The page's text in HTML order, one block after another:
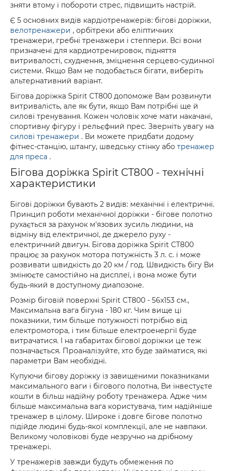
зняти втому і побороти стрес, підвищить настрій.
Є 5 основних видів кардіотренажерів: бігові доріжки,
велотренажери , орбітреки або еліптичних
тренажери, гребні тренажери і степпери. Всі вони
призначені для кардиотренировок, підняття
витривалості, схуднення, зміцнення серцево-судинної
системи. Якщо Вам не подобається бігати, виберіть
альтернативний варіант.
Бігова доріжка Spirit CT800 допоможе Вам розвинути
витривалість, але як бути, якщо Вам потрібні ще й
силові тренування. Кожен чоловік хоче мати накачані,
спортивну фігуру і рельєфний прес. Зверніть увагу на
силові тренажери . Ви можете придбати додому
фітнес-станцію, штангу, шведську стінку або тренажер
для преса .
Бігова доріжка Spirit CT800 - технічні
характеристики
Бігові доріжки бувають 2 видів: механічні і електричні.
Принцип роботи механічної доріжки - бігове полотно
рухається за рахунок м'язових зусиль людини, на
відміну від електричної, де джерело руху -
електричний двигун. Бігова доріжка Spirit CT800
працює за рахунок мотора потужність 3 л. с. і може
розвивати швидкість до 20 км / год. Швидкість бігу Ви
змінюєте самостійно на дисплеї, і вона може бути
будь-який в доступному диапозоне.
Розмір біговій поверхні Spirit CT800 - 56x153 см.,
Максимальна вага бігуна - 180 кг. Чим вище ці
показники, тим більше потужності потрібно від
електромотора, і тим більше електроенергії буде
витрачатися. І на габаритах бігової доріжки це теж
позначається. Проаналізуйте, хто буде займатися, які
параметри Вам необхідні.
Купуючи бігову доріжку із завищеними показниками
максимального ваги і бігового полотна, Ви інвестуєте
кошти в більш надійну роботу тренажера. Адже чим
більше максимальна вага користувача, тим надійніше
тренажер в цілому. Широке і довге бігове полотно
підійде людині будь-якої комплекції, але не навпаки.
Великому чоловікові буде незручно на дрібному
тренажері.
У тренажерів завжди будуть обмеження по